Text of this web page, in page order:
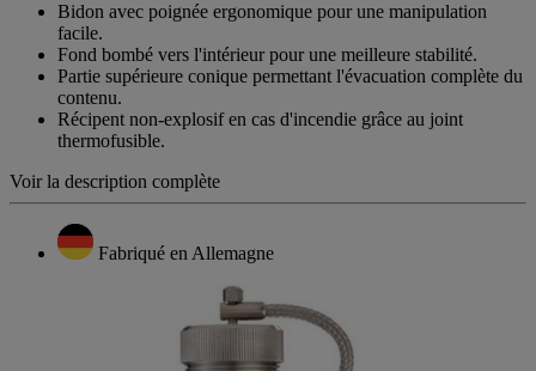
Bidon avec poignée ergonomique pour une manipulation
facile.
Fond bombé vers l'intérieur pour une meilleure stabilité.
Partie supérieure conique permettant l'évacuation complète du
contenu.
Récipent non-explosif en cas d'incendie grâce au joint
thermofusible.
Voir la description complète
Fabriqué en Allemagne